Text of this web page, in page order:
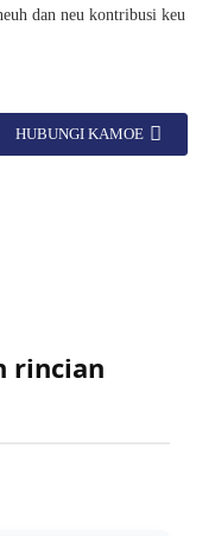
dan neu kontribusi keu
HUBUNGI KAMOE
rincian